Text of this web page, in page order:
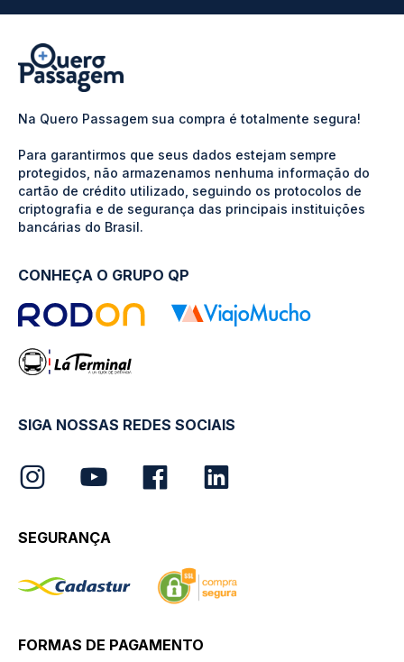
Na Quero Passagem sua compra é totalmente segura!
Para garantirmos que seus dados estejam sempre
protegidos, não armazenamos nenhuma informação do
cartão de crédito utilizado, seguindo os protocolos de
criptografia e de segurança das principais instituições
bancárias do Brasil.
CONHEÇA O GRUPO QP
SIGA NOSSAS REDES SOCIAIS
SEGURANÇA
FORMAS DE PAGAMENTO